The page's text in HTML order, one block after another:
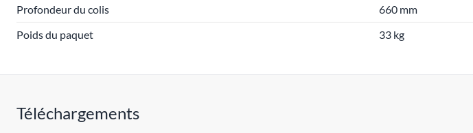
Profondeur du colis
660 mm
Poids du paquet
33 kg
Téléchargements